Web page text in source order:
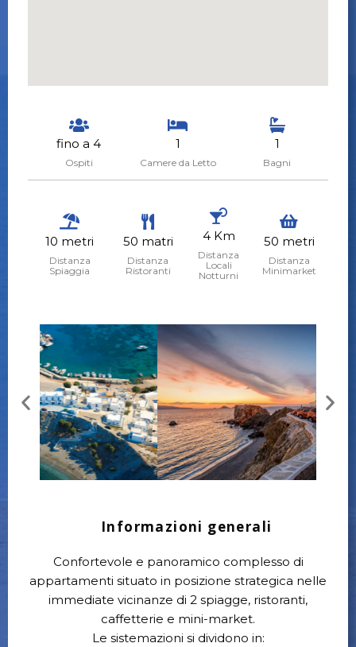
fino a 4
Ospiti
1
Camere da Letto
1
Bagni
10 metri
Distanza
Spiaggia
50 matri
Distanza
Ristoranti
4 Km
Distanza
Locali
Notturni
50 metri
Distanza
Minimarket
Informazioni generali
Confortevole e panoramico complesso di
appartamenti situato in posizione strategica nelle
immediate vicinanze di 2 spiagge, ristoranti,
caffetterie e mini-market.
Le sistemazioni si dividono in: